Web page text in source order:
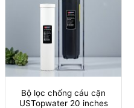
Bộ lọc chống cáu cặn
USTopwater 20 inches